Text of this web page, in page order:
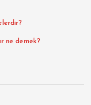
ne demek?